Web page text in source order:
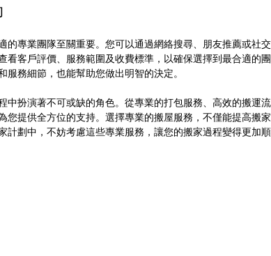
的專業團隊至關重要。您可以通過網絡搜尋、朋友推薦或社
看客戶評價、服務範圍及收費標準，以確保選擇到最合適的
服務細節，也能幫助您做出明智的決定。
中扮演著不可或缺的角色。從專業的打包服務、高效的搬運
您提供全方位的支持。選擇專業的搬屋服務，不僅能提高搬
計劃中，不妨考慮這些專業服務，讓您的搬家過程變得更加順